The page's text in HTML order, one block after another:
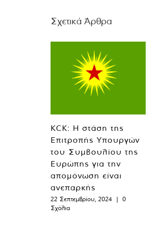
Σχετικά Άρθρα
KCK: Η στάση της
Επιτροπής Υπουργών
του Συμβουλίου της
Ευρώπης για την
απομόνωση είναι
ανεπαρκής
22 Σεπτεμβρίου, 2024 |
0
Σχόλια